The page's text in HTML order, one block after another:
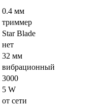
0.4 мм
триммер
Star Blade
нет
32 мм
вибрационный
3000
5 W
от сети